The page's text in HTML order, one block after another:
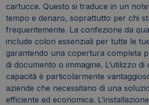
cartucce. Questo si traduce in un
tempo e denaro, soprattutto per chi
frequentemente. La confezione da
include colori essenziali per tutte le
garantendo una copertura completa
di documento o immagine. L’utilizzo
capacità è particolarmente
aziende che necessitano di una
efficiente ed economica.